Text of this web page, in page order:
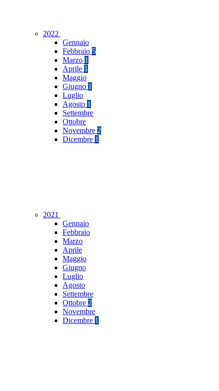
2022
Gennaio
Febbraio 5
Marzo 1
Aprile 1
Maggio
Giugno 1
Luglio
Agosto 1
Settembre
Ottobre
Novembre 2
Dicembre 1
2021
Gennaio
Febbraio
Marzo
Aprile
Maggio
Giugno
Luglio
Agosto
Settembre
Ottobre 2
Novembre
Dicembre 1